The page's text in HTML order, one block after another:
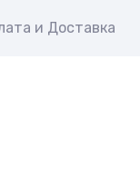
и Доставка